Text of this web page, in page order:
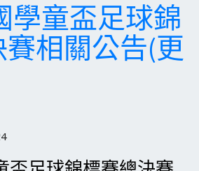
學童盃足球錦
相關公告(更